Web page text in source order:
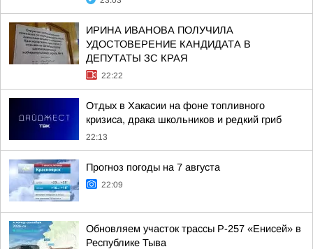
ИРИНА ИВАНОВА ПОЛУЧИЛА
УДОСТОВЕРЕНИЕ КАНДИДАТА В
ДЕПУТАТЫ ЗС КРАЯ
22:22
Отдых в Хакасии на фоне топливного
кризиса, драка школьников и редкий гриб
22:13
Прогноз погоды на 7 августа
22:09
Обновляем участок трассы Р-257 «Енисей» в
Республике Тыва